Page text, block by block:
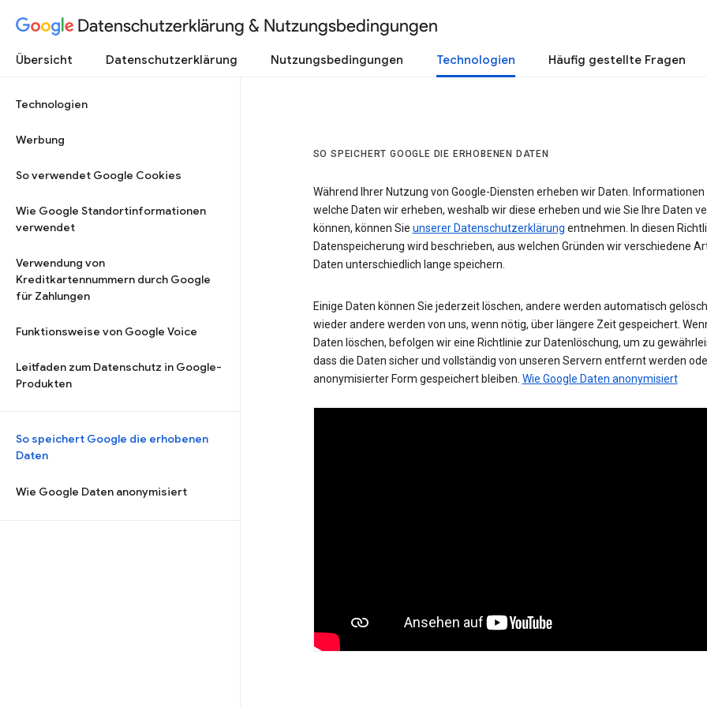
Datenschutzerklärung & Nutzungsbedingungen
Übersicht Datenschutzerklärung Nutzungsbedingungen Technologien Häufig gestellte Fragen
Technologien
Werbung
So verwendet Google Cookies
Wie Google Standortinformationen
verwendet
Verwendung von
Kreditkartennummern durch Google
für Zahlungen
Funktionsweise von Google Voice
Leitfaden zum Datenschutz in Google-
Produkten
So speichert Google die erhobenen
Daten
Wie Google Daten anonymisiert
SO SPEICHERT GOOGLE DIE ERHOBENEN DATEN
Während Ihrer Nutzung von Google-Diensten erheben wir Daten. Informationen
welche Daten wir erheben, weshalb wir diese erheben und wie Sie Ihre Daten
können, können Sie unserer Datenschutzerklärung entnehmen. In diesen
Datenspeicherung wird beschrieben, aus welchen Gründen wir verschiedene
Daten unterschiedlich lange speichern.
Einige Daten können Sie jederzeit löschen, andere werden automatisch
wieder andere werden von uns, wenn nötig, über längere Zeit gespeichert.
Daten löschen, befolgen wir eine Richtlinie zur Datenlöschung, um zu
dass die Daten sicher und vollständig von unseren Servern entfernt werden
anonymisierter Form gespeichert bleiben. Wie Google Daten anonymisiert